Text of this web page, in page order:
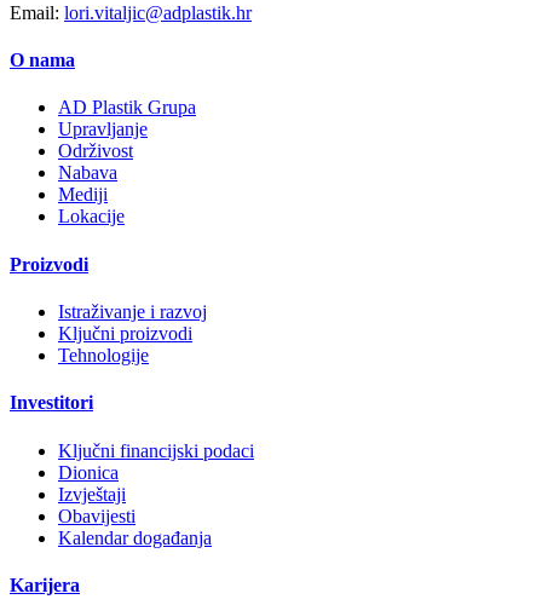
Email: lori.vitaljic@adplastik.hr
O nama
AD Plastik Grupa
Upravljanje
Održivost
Nabava
Mediji
Lokacije
Proizvodi
Istraživanje i razvoj
Ključni proizvodi
Tehnologije
Investitori
Ključni financijski podaci
Dionica
Izvještaji
Obavijesti
Kalendar događanja
Karijera